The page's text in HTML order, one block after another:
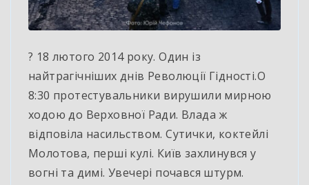
? 18 лютого 2014 року. Один із
найтрагічніших днів Революції Гідності.О
8:30 протестувальники вирушили мирною
ходою до Верховної Ради. Влада ж
відповіла насильством. Сутички, коктейлі
Молотова, перші кулі. Київ захлинувся у
вогні та димі. Увечері почався штурм.